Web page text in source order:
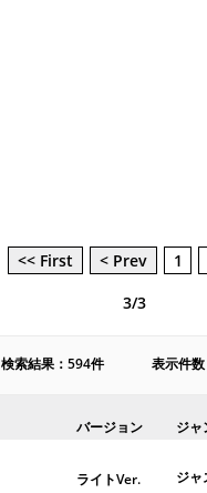
<< First < Prev 1
3/3
検索結果：594件 表示件数
バージョン ジャ
ライトVer. ジャ